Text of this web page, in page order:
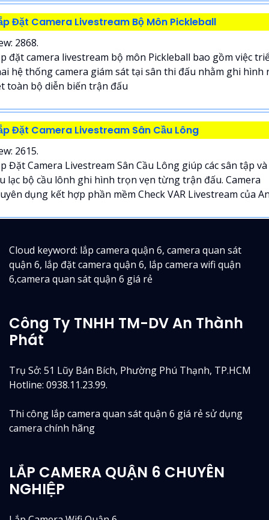
Đặt Camera Livestream Bộ Môn Pickleball
2868.
đặt camera livestream bộ môn Pickleball bao gồm việc
hệ thống camera giám sát tại sân thi đấu nhằm ghi hình
toàn bộ diễn biến trận đấu
Đặt Camera Livestream Sân Cầu Lông
2615.
Đặt Camera Livestream Sân Cầu Lông giúp các sân tập và
lạc bộ cầu lônh ghi hình trọn vẹn từng trận đấu. Camera
dụng kết hợp phần mềm Check VAR Livestream của
Cloud keyword: lắp camera quận 6, camera quan sát
quận 6, lắp đặt camera quận 6, lắp camera wifi quận
6,camera quan sát quận 6 giá rẻ
Công Ty TNHH TM-DV An Thành
Phát
Trụ Sở: 51 Lũy Bán Bích, Phường Phú Thạnh, TP.HCM
Hotline: 0938.11.23.99.
Thi công lắp camera quan sát quận 6 giá rẻ sử dụng
camera chính hãng
LẮP CAMERA QUẬN 6 CHUYÊN
NGHIỆP